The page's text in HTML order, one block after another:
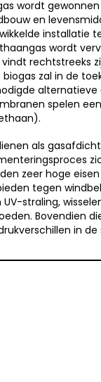
wordt
en
installatie
wordt
rechtstreeks
biogas zal in de
alternatieve
spelen
als
zeer hoge
tegen
UV-straling,
Bovendien
in